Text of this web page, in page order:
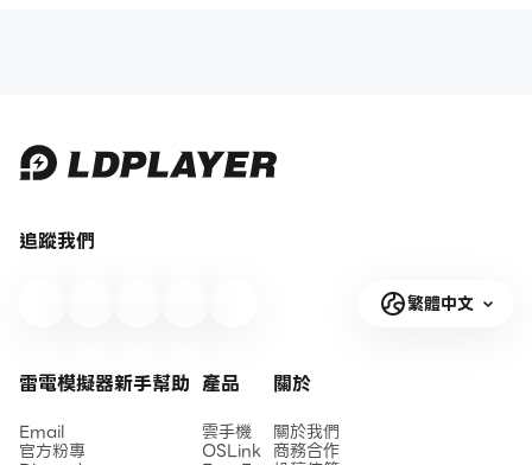
追蹤我們
繁體中文
雷電模擬器新手幫助
Email
官方粉專
產品
雲手機
OSLink
關於
關於我們
商務合作